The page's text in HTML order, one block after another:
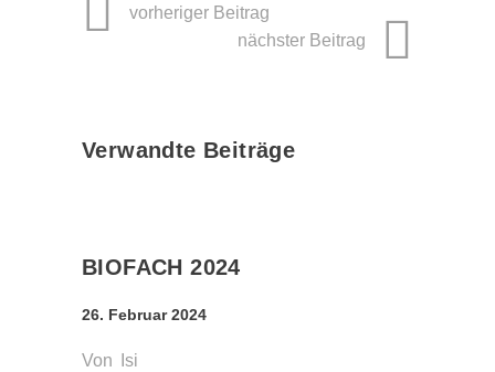
vorheriger Beitrag
nächster Beitrag
Verwandte Beiträge
BIOFACH 2024
26. Februar 2024
Von Isi